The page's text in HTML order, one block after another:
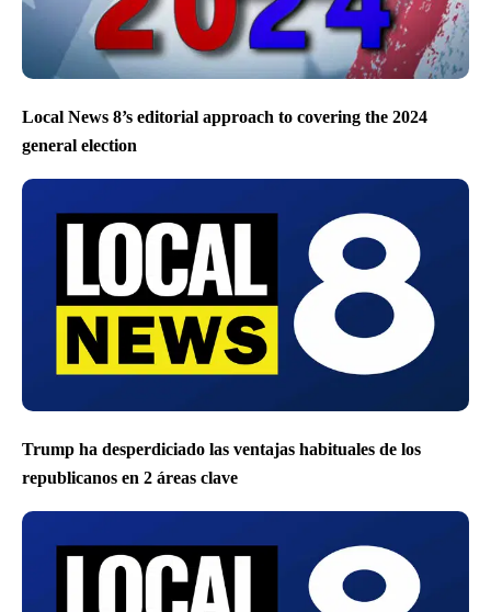
Local News 8’s editorial approach to covering the 2024
general election
Trump ha desperdiciado las ventajas habituales de los
republicanos en 2 áreas clave